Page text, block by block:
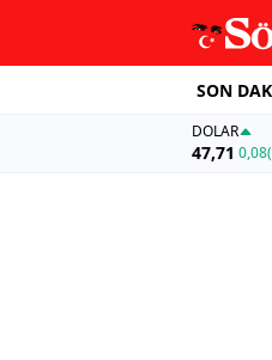
SON
DOLAR
47,71 0,08